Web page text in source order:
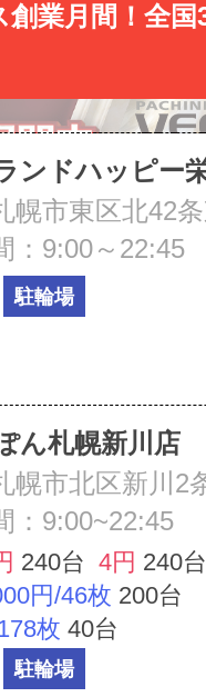
業月間！全国
ンドハッピー
幌市東区北42
：9:00～22:45
駐輪場
ん札幌新川店
幌市北区新川2
：9:00~22:45
240台 4円 240台
円/46枚 200台
枚 40台
駐輪場